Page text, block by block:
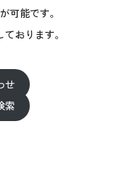
可能です。
おります。
せ
索